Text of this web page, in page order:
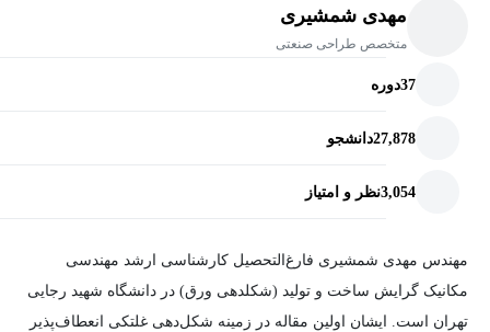
خواهید داشت
آماده‌ی ورود به بازار کار و حتی انجام پروژه‌های مستقل خواهید بود
مناسب شماست. هم یاد می‌گیرید، هم لذت می‌برید، هم خروجی
مهدی شمشیری
متخصص طراحی صنعتی
37دوره
27,878دانشجو
3,054نظر و امتیاز
مهندس مهدی شمشیری فارغ‌التحصیل کارشناسی ارشد مهندسی
مکانیک گرایش ساخت و تولید (شکلدهی ورق) در دانشگاه شهید رجایی
تهران است. ایشان اولین مقاله در زمینه شکل‌دهی غلتکی انعطاف‌پذیر